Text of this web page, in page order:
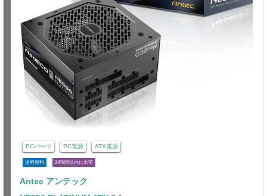
PCパーツ PC電源 ATX電源
送料無料 24時間以内に出荷
Antec アンテック